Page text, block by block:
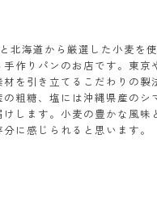
北海道から厳選した小麦を
作りパンのお店です。東京
を引き立てるこだわりの製
粗糖、塩には沖縄県産のシ
します。小麦の豊かな風味
に感じられると思います。